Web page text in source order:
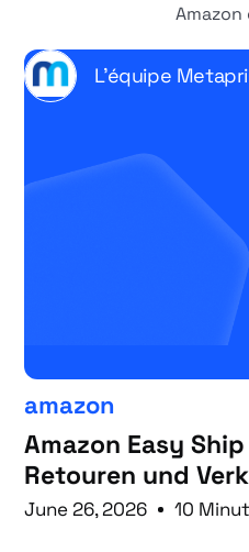
Amazon
L'équipe
amazon
Amazon Easy Ship
Retouren und
June 26, 2026 10